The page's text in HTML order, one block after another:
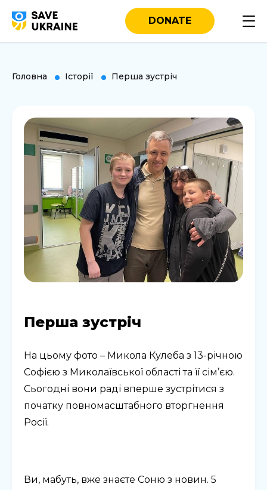
DONATE
Головна Історії Перша зустріч
Перша зустріч
На цьому фото – Микола Кулеба з 13-річною
Софією з Миколаївської області та її сім’єю.
Сьогодні вони раді вперше зустрітися з
початку повномасштабного вторгнення
Росії.
Ви, мабуть, вже знаєте Соню з новин. 5